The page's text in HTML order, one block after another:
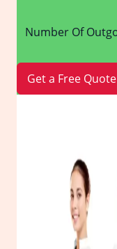
Get a Free Quote